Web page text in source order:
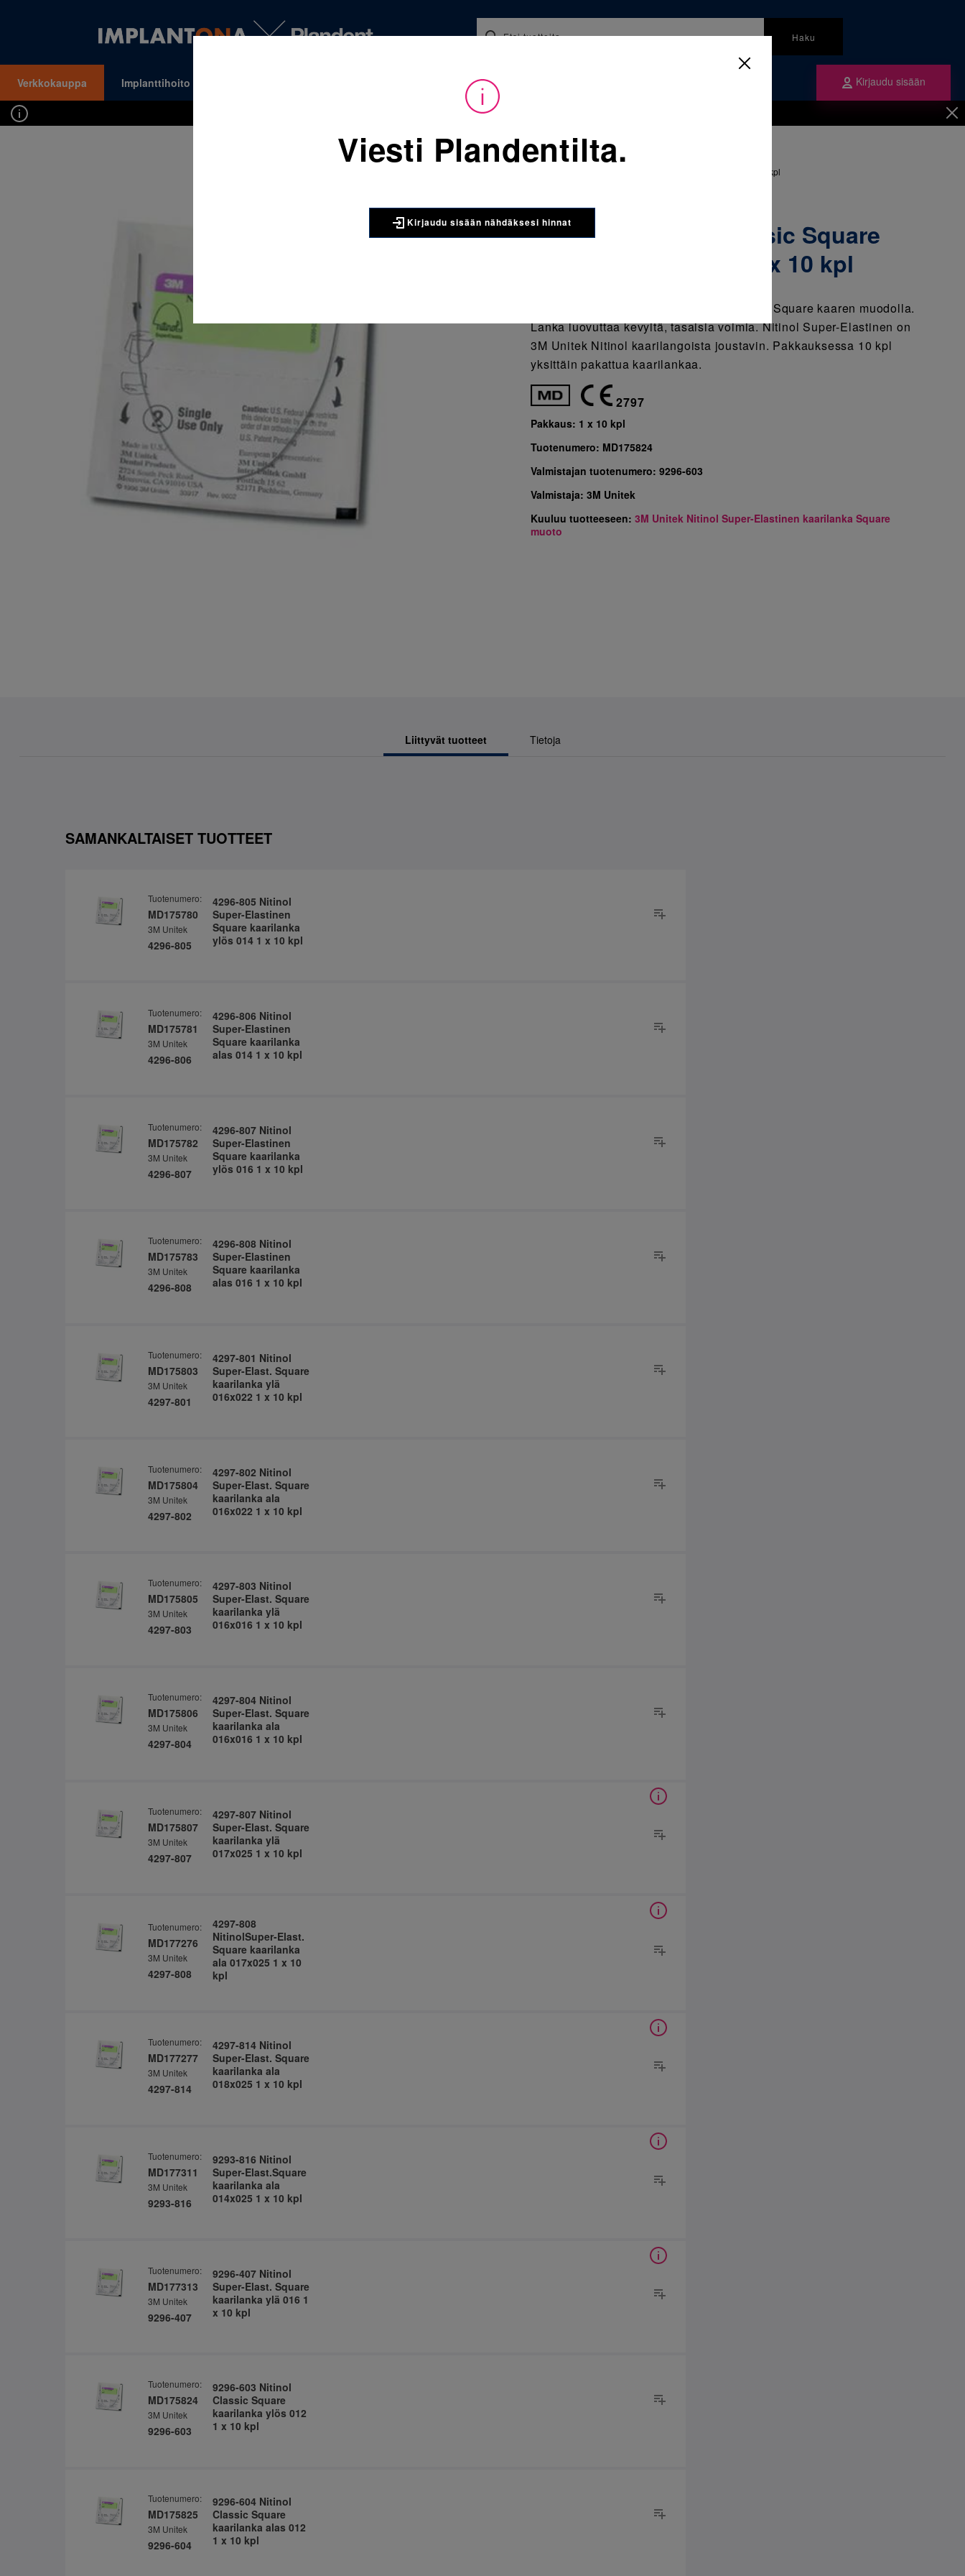
Haku
Verkkokauppa Implanttihoito Ajankohtaista Kirjaudu sisään
Kirjaudu sisään nähdäksesi hinnat. Tarvitsetko tunnukset verkkokauppaan? Tilaa ne
Sijainti:Tarvikkeet / Oikominen
9296-603 Nitinol Classic Square kaarilanka ylös 012 1 x 10 kpl
3M UNITEK
9296-603 Nitinol Classic Square
kaarilanka ylös 012 1 x 10 kpl
Nitonol Super-Elastinen pyöreä kaarilanka Square kaaren muodolla.
Lanka luovuttaa kevyitä, tasaisia voimia. Nitinol Super-Elastinen on
3M Unitek Nitinol kaarilangoista joustavin. Pakkauksessa 10 kpl
yksittäin pakattua kaarilankaa.
2797
Pakkaus: 1 x 10 kpl
Tuotenumero: MD175824
Valmistajan tuotenumero:9296-603
Valmistaja:3M Unitek
Kuuluu tuotteeseen:3M Unitek Nitinol Super-Elastinen kaarilanka Square
muoto
Liittyvät tuotteet Tietoja
SAMANKALTAISET TUOTTEET
Tuotenumero:
MD175780
3M Unitek
4296-805
4296-805 Nitinol
Super-Elastinen
Square kaarilanka
ylös 014 1 x 10 kpl
Tuotenumero:
MD175781
3M Unitek
4296-806
4296-806 Nitinol
Super-Elastinen
Square kaarilanka
alas 014 1 x 10 kpl
Tuotenumero:
MD175782
3M Unitek
4296-807
4296-807 Nitinol
Super-Elastinen
Square kaarilanka
ylös 016 1 x 10 kpl
Tuotenumero:
MD175783
3M Unitek
4296-808
4296-808 Nitinol
Super-Elastinen
Square kaarilanka
alas 016 1 x 10 kpl
Tuotenumero:
MD175803
3M Unitek
4297-801
4297-801 Nitinol
Super-Elast. Square
kaarilanka ylä
016x022 1 x 10 kpl
Tuotenumero:
MD175804
3M Unitek
4297-802
4297-802 Nitinol
Super-Elast. Square
kaarilanka ala
016x022 1 x 10 kpl
Tuotenumero:
MD175805
3M Unitek
4297-803
4297-803 Nitinol
Super-Elast. Square
kaarilanka ylä
016x016 1 x 10 kpl
Tuotenumero:
MD175806
3M Unitek
4297-804
4297-804 Nitinol
Super-Elast. Square
kaarilanka ala
016x016 1 x 10 kpl
Tuotenumero:
MD175807
3M Unitek
4297-807
4297-807 Nitinol
Super-Elast. Square
kaarilanka ylä
017x025 1 x 10 kpl
Tuotenumero:
MD177276
3M Unitek
4297-808
4297-808
NitinolSuper-Elast.
Square kaarilanka
ala 017x025 1 x 10
kpl
Tuotenumero:
MD177277
3M Unitek
4297-814
4297-814 Nitinol
Super-Elast. Square
kaarilanka ala
018x025 1 x 10 kpl
Tuotenumero:
MD177311
3M Unitek
9293-816
9293-816 Nitinol
Super-Elast.Square
kaarilanka ala
014x025 1 x 10 kpl
Tuotenumero:
MD177313
3M Unitek
9296-407
9296-407 Nitinol
Super-Elast. Square
kaarilanka ylä 016 1
x 10 kpl
Tuotenumero:
MD175824
3M Unitek
9296-603
9296-603 Nitinol
Classic Square
kaarilanka ylös 012
1 x 10 kpl
Tuotenumero:
MD175825
3M Unitek
9296-604
9296-604 Nitinol
Classic Square
kaarilanka alas 012
1 x 10 kpl
Viesti Plandentilta.
Kirjaudu sisään nähdäksesi hinnat